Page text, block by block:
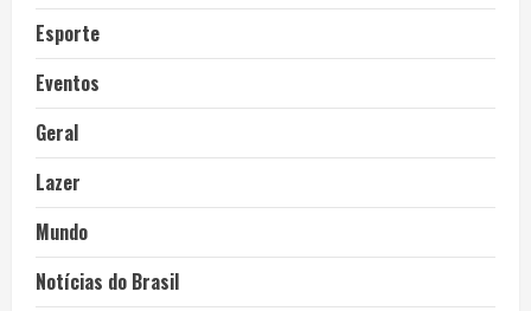
Esporte
Eventos
Geral
Lazer
Mundo
Notícias do Brasil